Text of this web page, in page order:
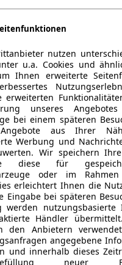
nutzen
u.a. Cookies und
Ihnen erweiterte
erweiterten
unseres
bei einem späteren
Angebote aus Ihrer
Werbung und
Wir speichern
diese für
oder im
erleichtert Ihnen die
Eingabe bei späteren
werden
Händler
den Anbietern
angegebene
und innerhalb dieses
neuer